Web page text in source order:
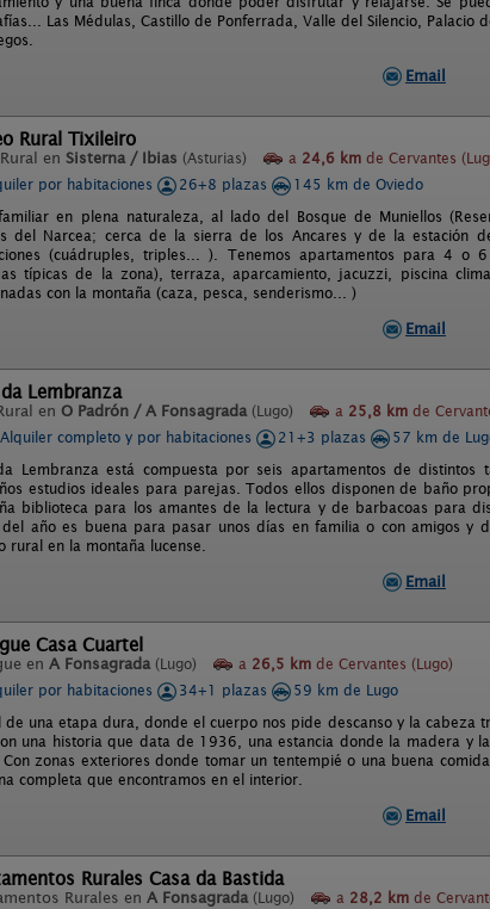
Las Médulas, Castillo de Ponferrada, Valle del Silencio, Palacio
Email
Rural Tixileiro
en Sisterna / Ibias (Asturias) a 24,6 km de Cervantes
por habitaciones
26+8 plazas
145 km de Oviedo
en plena naturaleza, al lado del Bosque de Muniellos
del Narcea; cerca de la sierra de los Ancares y de la estación
(cuádruples, triples... ). Tenemos apartamentos para 4 o
típicas de la zona), terraza, aparcamiento, jacuzzi, piscina
con la montaña (caza, pesca, senderismo... )
Email
Lembranza
en O Padrón / A Fonsagrada (Lugo) a 25,8 km de
Alquiler completo y por habitaciones
21+3 plazas
57 km de
Lembranza está compuesta por seis apartamentos de distintos
estudios ideales para parejas. Todos ellos disponen de baño
biblioteca para los amantes de la lectura y de barbacoas para
año es buena para pasar unos días en familia o con amigos y
rural en la montaña lucense.
Email
Casa Cuartel
en A Fonsagrada (Lugo) a 26,5 km de Cervantes (Lugo)
por habitaciones
34+1 plazas
59 km de Lugo
de una etapa dura, donde el cuerpo nos pide descanso y la cabeza
una historia que data de 1936, una estancia donde la madera y
Con zonas exteriores donde tomar un tentempié o una buena
completa que encontramos en el interior.
Email
Rurales Casa da Bastida
Rurales en A Fonsagrada (Lugo) a 28,2 km de